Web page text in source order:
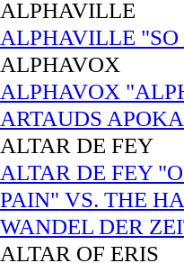
ALPHAVILLE
ALPHAVILLE "SO
ALPHAVOX
ALPHAVOX
ARTAUDS
ALTAR DE FEY
ALTAR DE FEY
PAIN" VS. THE
WANDEL DER
ALTAR OF ERIS